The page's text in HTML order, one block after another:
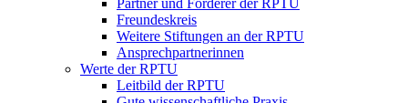
Freundeskreis
Weitere Stiftungen an der RPTU
Ansprechpartnerinnen
Werte der RPTU
Leitbild der RPTU